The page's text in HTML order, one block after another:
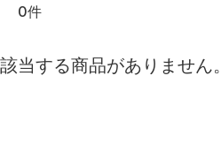
0件
該当する商品がありません。